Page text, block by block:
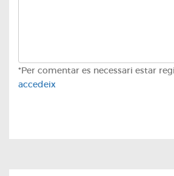
*Per comentar es necessari estar
accedeix